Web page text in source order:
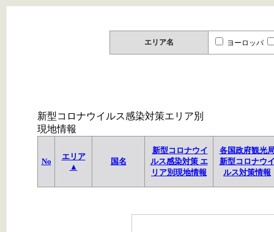
エリア名 ヨーロッパ
新型コロナウイルス感染対策エリア別
現地情報
No
エリア
▲
国名
新型コロナウイ
ルス感染対策 エ
リア別現地情報
各国政府観光
新型コロナウ
ルス対策情報